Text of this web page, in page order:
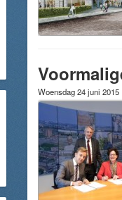
Woensdag 24 juni 2015